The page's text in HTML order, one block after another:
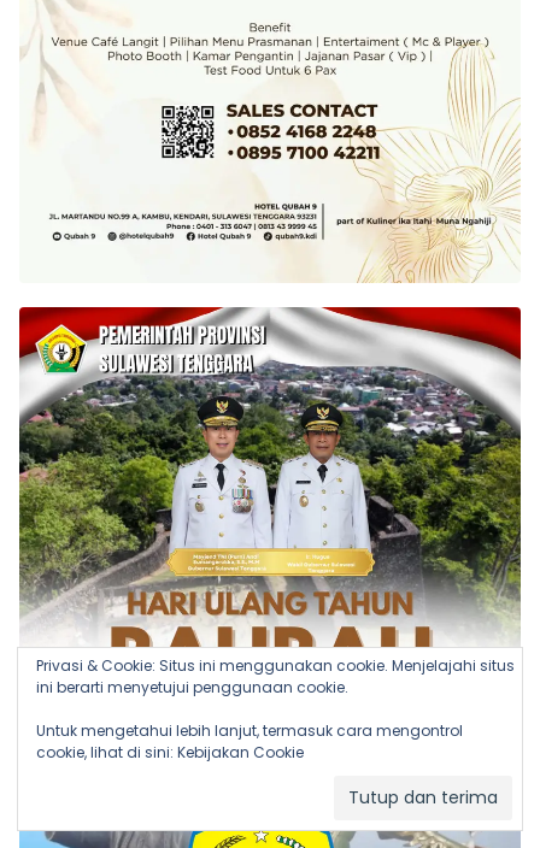
Privasi & Cookie: Situs ini menggunakan cookie. Menjelajahi situs
ini berarti menyetujui penggunaan cookie.
Untuk mengetahui lebih lanjut, termasuk cara mengontrol
cookie, lihat di sini: Kebijakan Cookie